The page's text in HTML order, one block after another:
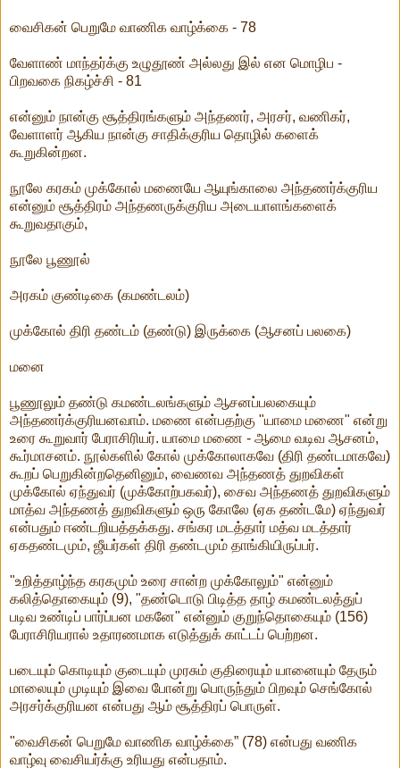
வைசிகன் பெறுமே வாணிக வாழ்க்கை - 78
வேளாண் மாந்தர்க்கு உழுதூண் அல்லது இல் என மொழிப -
பிறவகை நிகழ்ச்சி - 81
என்னும் நான்கு சூத்திரங்களும் அந்தணர், அரசர், வணிகர்,
வேளாளர் ஆகிய நான்கு சாதிக்குரிய தொழில் களைக்
கூறுகின்றன.
நூலே கரகம் முக்கோல் மணையே ஆயுங்காலை அந்தணர்க்குரிய
என்னும் சூத்திரம் அந்தணருக்குரிய அடையாளங்களைக்
கூறுவதாகும்,
நூலே பூணூல்
அரகம் குண்டிகை (கமண்டலம்)
முக்கோல் திரி தண்டம் (தண்டு) இருக்கை (ஆசனப் பலகை)
மனை
பூணூலும் தண்டு கமண்டலங்களும் ஆசனப்பலகையும்
அந்தணர்க்குரியனவாம். மணை என்பதற்கு "யாமை மணை" என்று
உரை கூறுவார் பேராசிரியர். யாமை மணை - ஆமை வடிவ ஆசனம்,
கூர்மாசனம். நூல்களில் கோல் முக்கோலாகவே (திரி தண்டமாகவே)
கூறப் பெறுகின்றதெனினும், வைணவ அந்தணத் துறவிகள்
முக்கோல் ஏந்துவர் (முக்கோற்பகவர்), சைவ அந்தணத் துறவிகளும்
மாத்வ அந்தணத் துறவிகளும் ஒரு கோலே (ஏக தண்டமே) ஏந்துவர்
என்பதும் ஈண்டறியத்தக்கது. சங்கர மடத்தார் மத்வ மடத்தார்
ஏகதண்டமும், ஜீயர்கள் திரி தண்டமும் தாங்கியிருப்பர்.
"உறித்தாழ்ந்த கரகமும் உரை சான்ற முக்கோலும்" என்னும்
கலித்தொகையும் (9), "தண்டொடு பிடித்த தாழ் கமண்டலத்துப்
படிவ உண்டிப் பார்ப்பன மகனே" என்னும் குறுந்தொகையும் (156)
பேராசிரியரால் உதாரணமாக எடுத்துக் காட்டப் பெற்றன.
படையும் கொடியும் குடையும் முரசும் குதிரையும் யானையும் தேரும்
மாலையும் முடியும் இவை போன்று பொருந்தும் பிறவும் செங்கோல்
அரசர்க்குரியன என்பது ஆம் சூத்திரப் பொருள்.
"வைசிகன் பெறுமே வாணிக வாழ்க்கை” (78) என்பது வணிக
வாழ்வு வைசியர்க்கு உரியது என்பதாம்.